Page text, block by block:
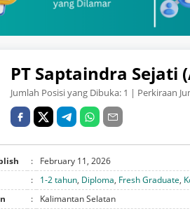
PT Saptaindra
Jumlah Posisi yang Dibuka: 1 | Perkiraan
:
February 11, 2026
: 1-2 tahun, Diploma, Fresh Graduate,
:
Kalimantan Selatan